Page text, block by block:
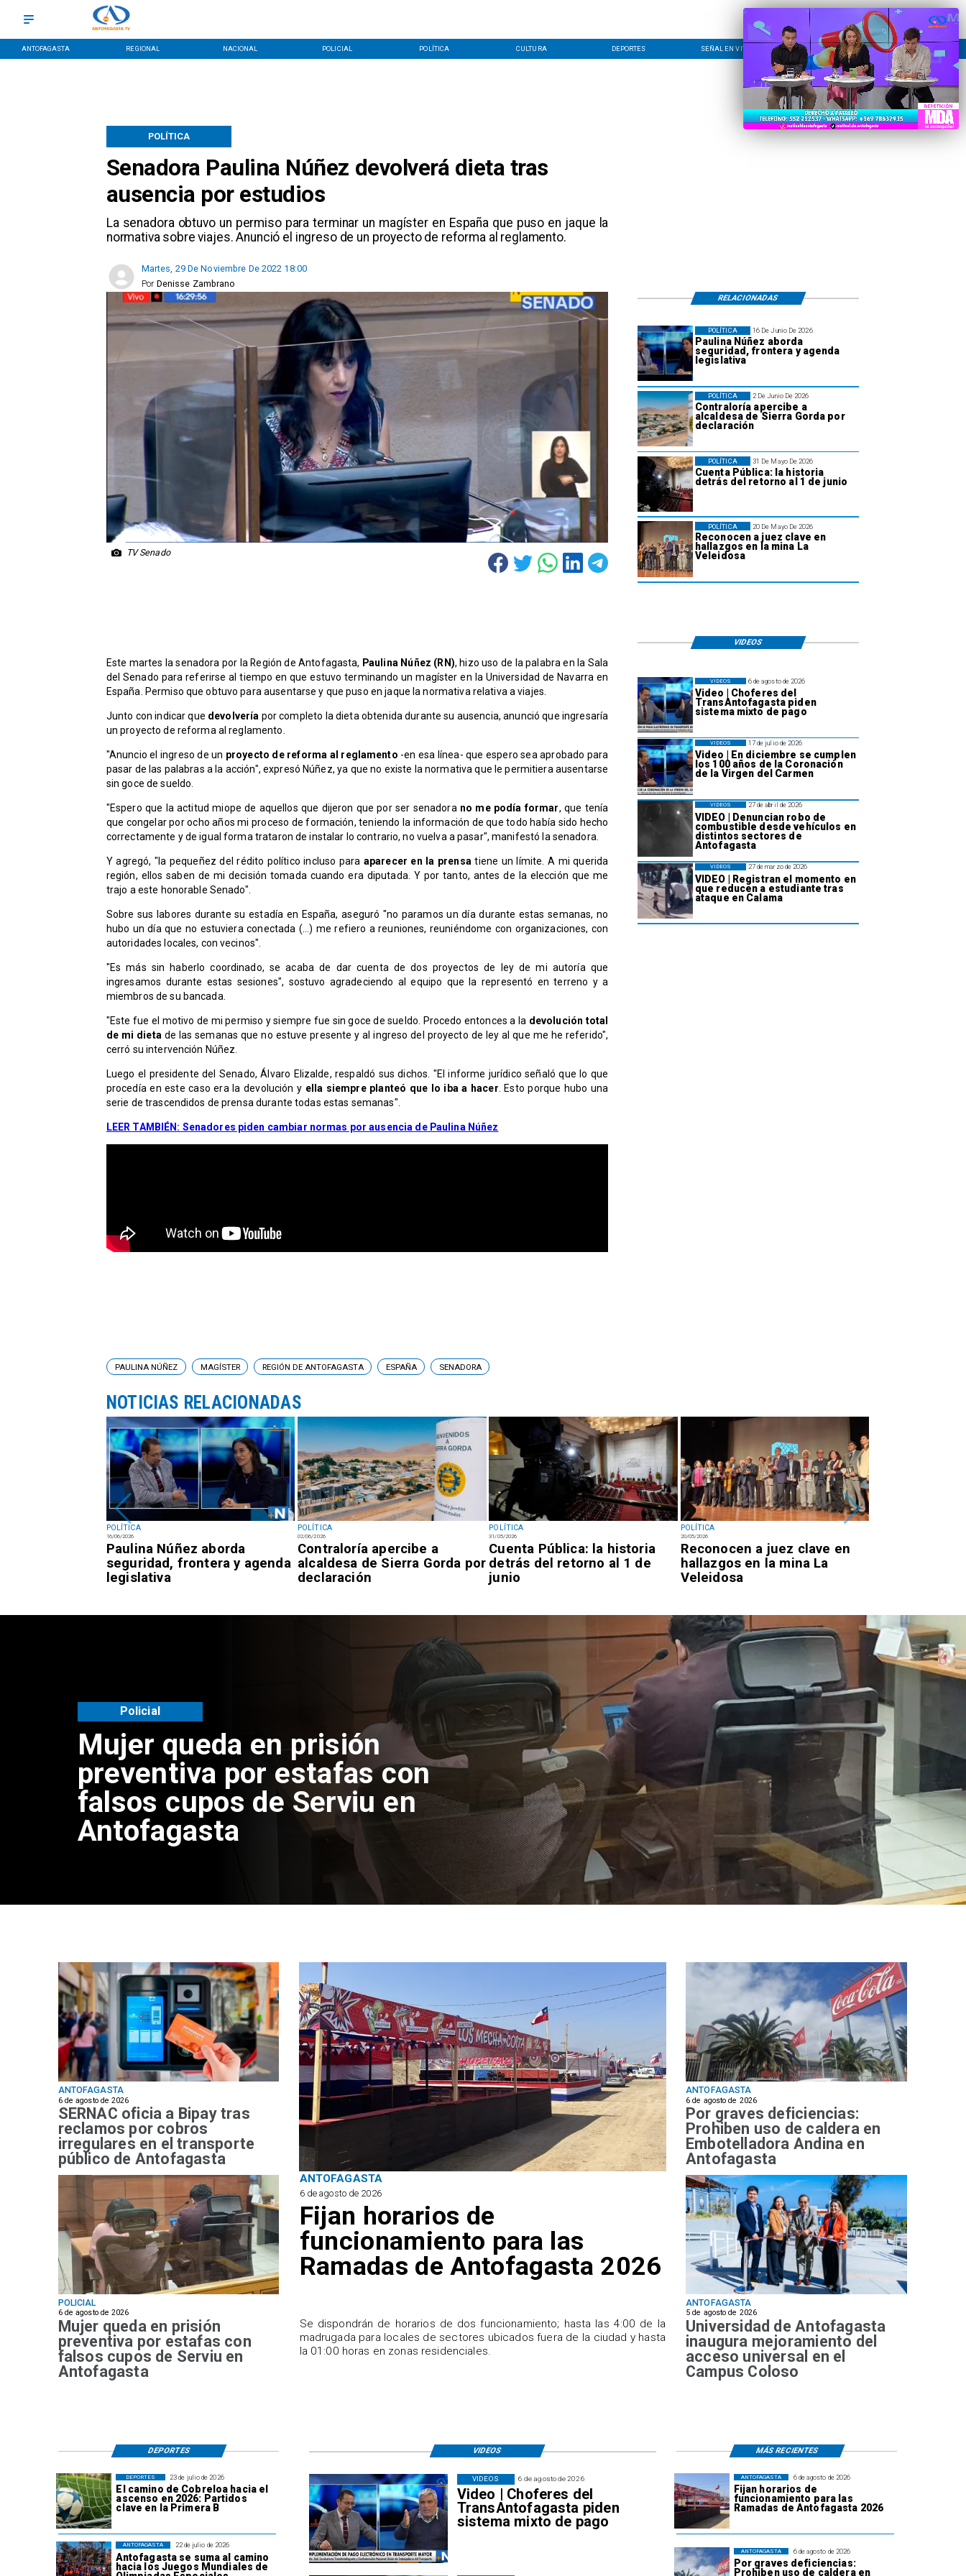
ANTOFAGASTA REGIONAL NACIONAL POLICIAL POLÍTICA CULTURA DEPORTES SEÑAL EN VIVO CONTACTO LÍNEA EDITORIAL
Senadora Paulina Núñez devolverá dieta tras
ausencia por estudios
La senadora obtuvo un permiso para terminar un magíster en España que puso en jaque la
normativa sobre viajes. Anunció el ingreso de un proyecto de reforma al reglamento.
POLÍTICA
Martes, 29 De Noviembre De 2022 18:00
Denisse Zambrano
Por
TV Senado
16 De Junio De 2026
Paulina Núñez aborda
seguridad, frontera y agenda
legislativa
POLÍTICA
2 De Junio De 2026
Contraloría apercibe a
alcaldesa de Sierra Gorda por
declaración
POLÍTICA
31 De Mayo De 2026
Cuenta Pública: la historia
detrás del retorno al 1 de junio
POLÍTICA
20 De Mayo De 2026
Reconocen a juez clave en
hallazgos en la mina La
Veleidosa
POLÍTICA
RELACIONADAS
Este martes la senadora por la Región de Antofagasta, Paulina Núñez (RN), hizo uso de la palabra en la Sala
del Senado para referirse al tiempo en que estuvo terminando un magíster en la Universidad de Navarra en
España. Permiso que obtuvo para ausentarse y que puso en jaque la normativa relativa a viajes.
Junto con indicar que devolvería por completo la dieta obtenida durante su ausencia, anunció que ingresaría
un proyecto de reforma al reglamento.
"Anuncio el ingreso de un proyecto de reforma al reglamento -en esa línea- que espero sea aprobado para
pasar de las palabras a la acción", expresó Núñez, ya que no existe la normativa que le permitiera ausentarse
sin goce de sueldo.
"Espero que la actitud miope de aquellos que dijeron que por ser senadora no me podía formar, que tenía
que congelar por ocho años mi proceso de formación, teniendo la información de que todo había sido hecho
correctamente y de igual forma trataron de instalar lo contrario, no vuelva a pasar", manifestó la senadora.
Y agregó, "la pequeñez del rédito político incluso para aparecer en la prensa tiene un límite. A mi querida
región, ellos saben de mi decisión tomada cuando era diputada. Y por tanto, antes de la elección que me
trajo a este honorable Senado".
Sobre sus labores durante su estadía en España, aseguró "no paramos un día durante estas semanas, no
hubo un día que no estuviera conectada (...) me refiero a reuniones, reuniéndome con organizaciones, con
autoridades locales, con vecinos".
"Es más sin haberlo coordinado, se acaba de dar cuenta de dos proyectos de ley de mi autoría que
ingresamos durante estas sesiones", sostuvo agradeciendo al equipo que la representó en terreno y a
miembros de su bancada.
"Este fue el motivo de mi permiso y siempre fue sin goce de sueldo. Procedo entonces a la devolución total
de mi dieta de las semanas que no estuve presente y al ingreso del proyecto de ley al que me he referido",
cerró su intervención Núñez.
Luego el presidente del Senado, Álvaro Elizalde, respaldó sus dichos. "El informe jurídico señaló que lo que
procedía en este caso era la devolución y ella siempre planteó que lo iba a hacer . Esto porque hubo una
serie de trascendidos de prensa durante todas estas semanas".
LEER TAMBIÉN: Senadores piden cambiar normas por ausencia de Paulina Núñez
VIDEOS
6 de agosto de 2026
Video | Choferes del
TransAntofagasta piden
sistema mixto de pago
VIDEOS
17 de julio de 2026
Video | En diciembre se cumplen
los 100 años de la Coronación
de la Virgen del Carmen
VIDEOS
27 de abril de 2026
VIDEO | Denuncian robo de
combustible desde vehículos en
distintos sectores de
Antofagasta
VIDEOS
27 de marzo de 2026
VIDEO | Registran el momento en
que reducen a estudiante tras
ataque en Calama
VIDEOS
POLÍTICA
16/06/2026
Paulina Núñez aborda
seguridad, frontera y agenda
legislativa
POLÍTICA
02/06/2026
Contraloría apercibe a
alcaldesa de Sierra Gorda por
declaración
POLÍTICA
31/05/2026
Cuenta Pública: la historia
detrás del retorno al 1 de
junio
POLÍTICA
20/05/2026
Reconocen a juez clave en
hallazgos en la mina La
Veleidosa
PAULINA NÚÑEZ MAGÍSTER REGIÓN DE ANTOFAGASTA ESPAÑA SENADORA
NOTICIAS RELACIONADAS
Mujer queda en prisión
preventiva por estafas con
falsos cupos de Serviu en
Antofagasta
Policial
ANTOFAGASTA
6 de agosto de 2026
SERNAC oficia a Bipay tras
reclamos por cobros
irregulares en el transporte
público de Antofagasta
ANTOFAGASTA
6 de agosto de 2026
Fijan horarios de
funcionamiento para las
Ramadas de Antofagasta 2026
Se dispondrán de horarios de dos funcionamiento; hasta las 4:00 de la
madrugada para locales de sectores ubicados fuera de la ciudad y hasta
la 01:00 horas en zonas residenciales.
POLICIAL
6 de agosto de 2026
Mujer queda en prisión
preventiva por estafas con
falsos cupos de Serviu en
Antofagasta
ANTOFAGASTA
6 de agosto de 2026
Por graves deficiencias:
Prohiben uso de caldera en
Embotelladora Andina en
Antofagasta
ANTOFAGASTA
5 de agosto de 2026
Universidad de Antofagasta
inaugura mejoramiento del
acceso universal en el
Campus Coloso
6 de agosto de 2026
Fijan horarios de
funcionamiento para las
Ramadas de Antofagasta 2026
ANTOFAGASTA
6 de agosto de 2026
Por graves deficiencias:
Prohiben uso de caldera en
ANTOFAGASTA
23 de julio de 2026
El camino de Cobreloa hacia el
ascenso en 2026: Partidos
clave en la Primera B
DEPORTES
22 de julio de 2026
Antofagasta se suma al camino
hacia los Juegos Mundiales de
ANTOFAGASTA
6 de agosto de 2026
Video | Choferes del
TransAntofagasta piden
sistema mixto de pago
VIDEOS
VIDEOS
DEPORTES MÁS RECIENTES